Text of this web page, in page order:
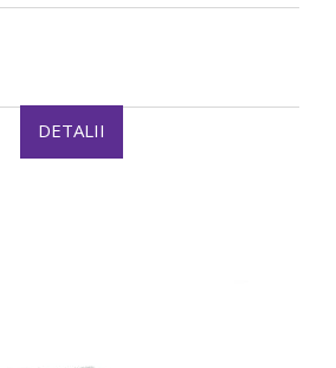
DETALII